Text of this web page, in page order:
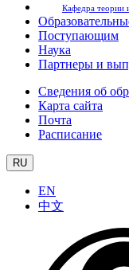
Кафедра теории
Поступающим
Наука
Партнеры и
Сведения об
Карта сайта
Почта
Расписание
RU
EN
中文